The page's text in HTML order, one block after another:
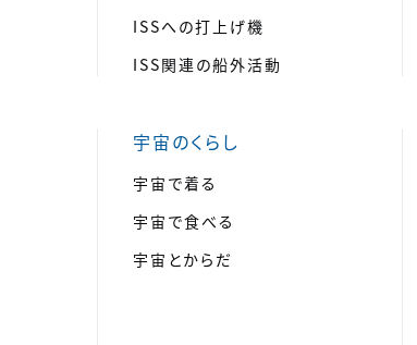
ISSへの打上げ機
ISS関連の船外活動
宇宙のくらし
宇宙で着る
宇宙で食べる
宇宙とからだ